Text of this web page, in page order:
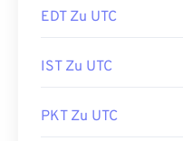
EDT Zu UTC
IST Zu UTC
PKT Zu UTC